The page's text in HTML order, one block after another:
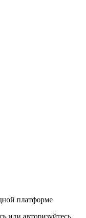
платформе
или авторизуйтесь